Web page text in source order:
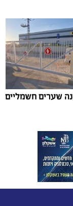
שערים חשמליים